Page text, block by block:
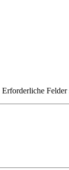
Erforderliche Felder